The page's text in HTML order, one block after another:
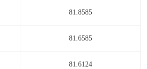
81.8585
81.6585
81.6124